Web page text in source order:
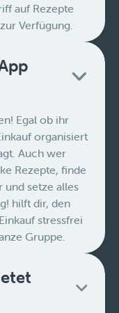
auf Rezepte
Verfügung.
Egal ob ihr
organisiert
Auch wer
Rezepte, finde
und setze alles
hilft dir, den
stressfrei
Gruppe.